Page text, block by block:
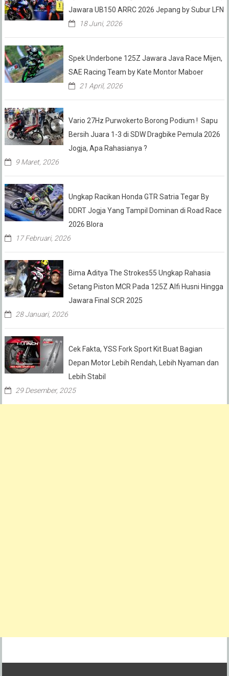
Jawara UB150 ARRC 2026 Jepang by Subur LFN
18 Juni, 2026
Spek Underbone 125Z Jawara Java Race Mijen,
SAE Racing Team by Kate Montor Maboer
21 April, 2026
Vario 27Hz Purwokerto Borong Podium ! Sapu
Bersih Juara 1-3 di SDW Dragbike Pemula 2026
Jogja, Apa Rahasianya ?
9 Maret, 2026
Ungkap Racikan Honda GTR Satria Tegar By
DDRT Jogja Yang Tampil Dominan di Road Race
2026 Blora
17 Februari, 2026
Bima Aditya The Strokes55 Ungkap Rahasia
Setang Piston MCR Pada 125Z Alfi Husni Hingga
Jawara Final SCR 2025
28 Januari, 2026
Cek Fakta, YSS Fork Sport Kit Buat Bagian
Depan Motor Lebih Rendah, Lebih Nyaman dan
Lebih Stabil
29 Desember, 2025